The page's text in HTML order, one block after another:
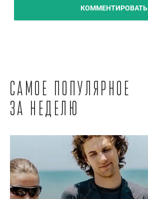
КОММЕНТИРОВАТЬ
Самое популярное
за неделю